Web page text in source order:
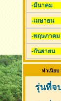
-มีนาค
-เมษา
-พฤษภา
-กันยา
ทำเนียบ
รุ่นที่จ